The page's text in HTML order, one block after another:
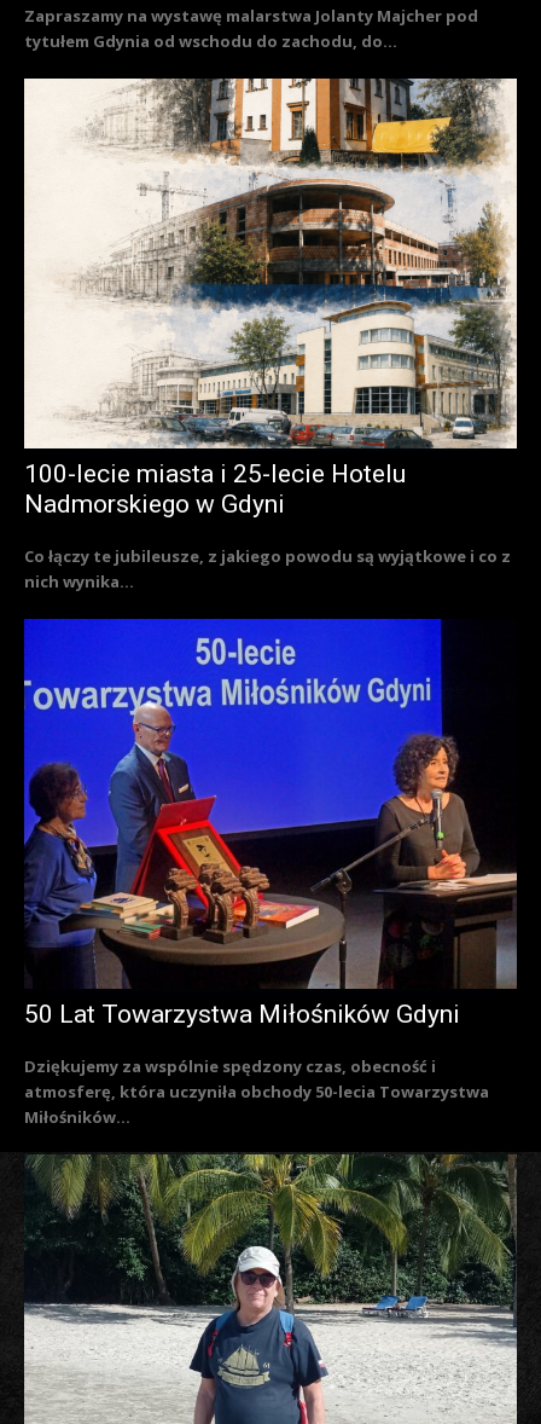
Zapraszamy na wystawę malarstwa Jolanty Majcher pod
tytułem Gdynia od wschodu do zachodu, do...
100-lecie miasta i 25-lecie Hotelu
Nadmorskiego w Gdyni
Co łączy te jubileusze, z jakiego powodu są wyjątkowe i co z
nich wynika...
50 Lat Towarzystwa Miłośników Gdyni
Dziękujemy za wspólnie spędzony czas, obecność i
atmosferę, która uczyniła obchody 50-lecia Towarzystwa
Miłośników...